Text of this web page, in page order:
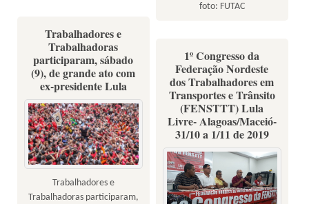
foto: FUTAC
Trabalhadores e
Trabalhadoras
participaram, sábado
(9), de grande ato com
ex-presidente Lula
Trabalhadores e
Trabalhadoras participaram,
1º Congresso da
Federação Nordeste
dos Trabalhadores em
Transportes e Trânsito
(FENSTTT) Lula
Livre- Alagoas/Maceió-
31/10 a 1/11 de 2019